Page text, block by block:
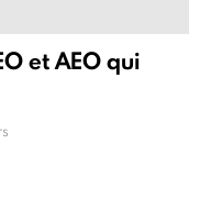
et AEO qui